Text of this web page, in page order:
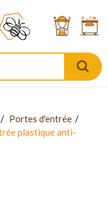
Portes d'entrée
plastique anti-